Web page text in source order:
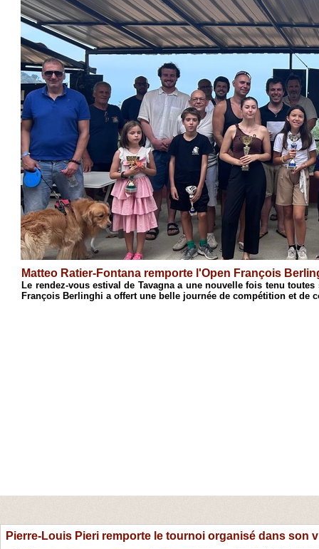
Antoine Cristofari remporte l'Open de Ciamannacce
Après une semaine de stage consacrée à l'initiation et au
s'est conclue par son traditionnel Open de blitz. Réunissant 42
Pierre-Louis Pieri remporte le tournoi organisé dans son